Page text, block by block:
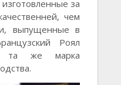
за
чем
выпущенные в
Роял
та же марка